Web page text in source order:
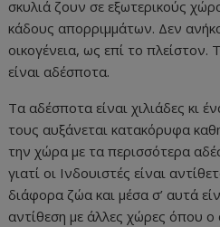
σκυλιά ζουν σε εξωτερικούς
κάδους απορριμμάτων. Δεν
οικογένεια, ως επί το
είναι αδέσποτα.
Τα αδέσποτα είναι χιλιάδες κι
τους αυξάνεται κατακόρυφα
την χώρα με τα περισσότερα
γιατί οι Ινδουιστές είναι
διάφορα ζώα και μέσα σ’ αυτά
αντίθεση με άλλες χώρες όπου